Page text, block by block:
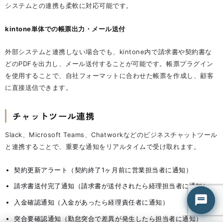
システムとの連携も柔軟に対応可能です。
kintone単体での帳票出力・メール送付
外部システムと連携しない場合でも、kintone内で請求書や契約書な
どのPDFを出力し、メール送付することが可能です。帳票プラグイン
を使用することで、自社フォーマットに合わせた帳票を作成し、顧客
に直接送信できます。
チャットツール連携
Slack、Microsoft Teams、Chatworkなどのビジネスチャットツール
と連携することで、重要な通知をリアルタイムで受け取れます。
契約更新アラート（契約終了1ヶ月前に営業担当者に通知）
請求書送付完了通知（請求書が送付されたら経理担当者に通知）
入金確認通知（入金があったら経理責任者に通知）
突合要確認通知（勤怠突合で差異が発生したら担当者に通知）
● オンライン（平日 9:00-18:00）
● オンライン（平日 9:00-18:00）